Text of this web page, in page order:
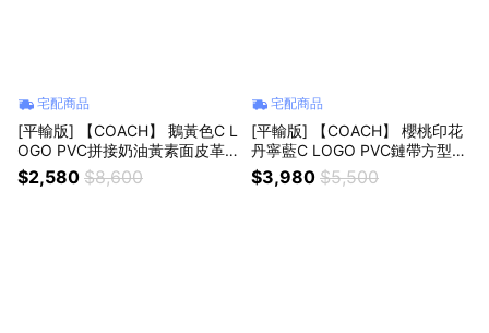
宅配商品
[平輸版] 【COACH】 鵝黃色C L
OGO PVC拼接奶油黃素面皮革
鏈帶方型卡夾零錢包 真品平輸
$2,580 $8,600
宅配商品
[平輸版] 【COACH】 櫻桃印花
丹寧藍C LOGO PVC鏈帶方型卡
夾零錢包 真品平輸
$3,980 $5,500